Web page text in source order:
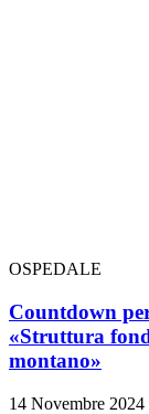
OSPEDALE
Countdown
«Struttura
montano»
14 Novembre 2024